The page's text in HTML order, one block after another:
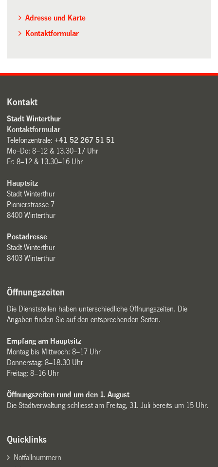
Adresse und Karte
Kontaktformular
Kontakt
Stadt Winterthur
Kontaktformular
Telefonzentrale:+41 52 267 51 51
Mo–Do: 8–12 & 13.30–17 Uhr
Fr: 8–12 & 13.30–16 Uhr
Hauptsitz
Stadt Winterthur
Pionierstrasse 7
8400 Winterthur
Postadresse
Stadt Winterthur
8403 Winterthur
Öffnungszeiten
Die Dienststellen haben unterschiedliche Öffnungszeiten. Die
Angaben finden Sie auf den entsprechenden Seiten.
Empfang am Hauptsitz
Montag bis Mittwoch: 8–17 Uhr
Donnerstag: 8–18.30 Uhr
Freitag: 8–16 Uhr
Öffnungszeiten rund um den 1. August
Die Stadtverwaltung schliesst am Freitag, 31. Juli bereits um 15 Uhr.
Quicklinks
Notfallnummern